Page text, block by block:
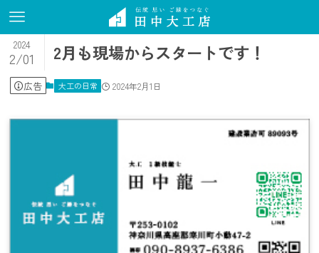
2月も現場からスタートです！
2024
2/01
広告 大工の日常 2024年2月1日